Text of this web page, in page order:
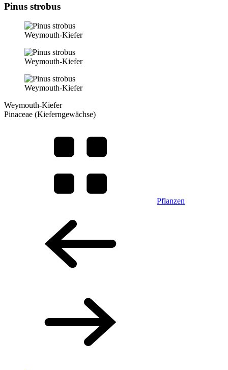
Pinus strobus
Weymouth-Kiefer
Weymouth-Kiefer
Weymouth-Kiefer
Weymouth-Kiefer
Pinaceae (Kieferngewächse)
Pflanzen